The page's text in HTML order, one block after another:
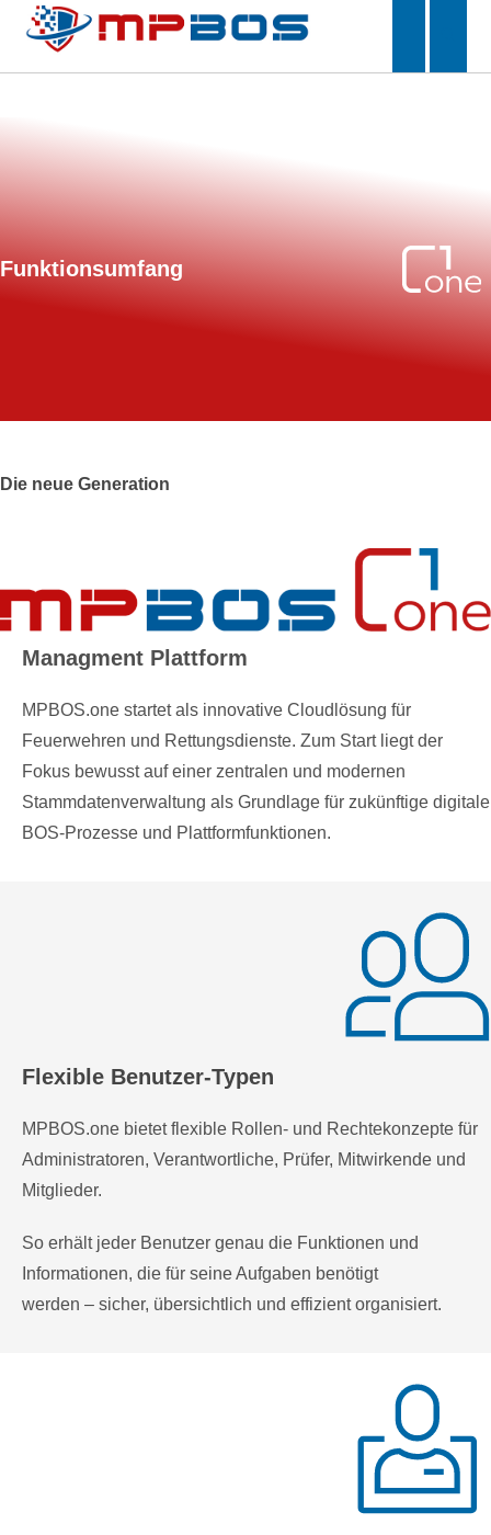
Funktionsumfang
Die neue Generation
Managment Plattform
MPBOS.one startet als innovative Cloudlösung für
Feuerwehren und Rettungsdienste. Zum Start liegt der
Fokus bewusst auf einer zentralen und modernen
Stammdatenverwaltung als Grundlage für zukünftige digitale
BOS-Prozesse und Plattformfunktionen.
Flexible Benutzer-Typen
MPBOS.one bietet flexible Rollen- und Rechtekonzepte für
Administratoren, Verantwortliche, Prüfer, Mitwirkende und
Mitglieder.
So erhält jeder Benutzer genau die Funktionen und
Informationen, die für seine Aufgaben benötigt
werden – sicher, übersichtlich und effizient organisiert.